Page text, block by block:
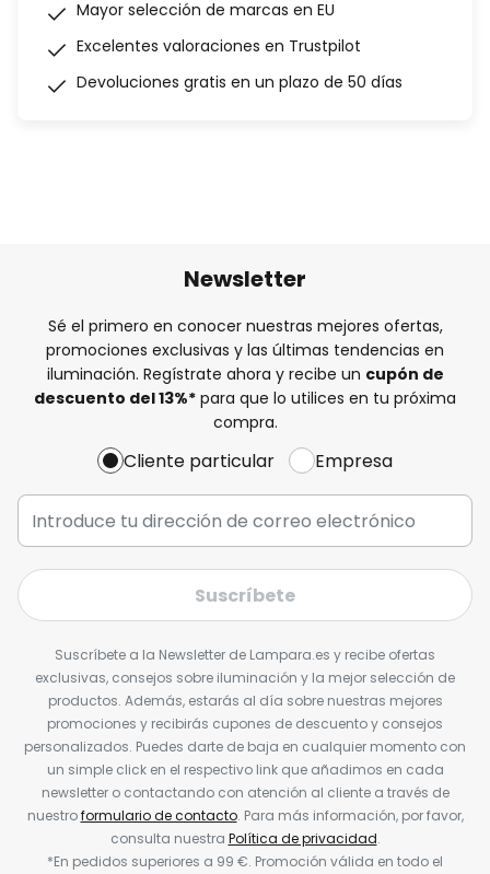
Mayor selección de marcas en EU
Excelentes valoraciones en Trustpilot
Devoluciones gratis en un plazo de 50 días
Newsletter
Sé el primero en conocer nuestras mejores ofertas,
promociones exclusivas y las últimas tendencias en
iluminación. Regístrate ahora y recibe un cupón de
descuento del13%* para que lo utilices en tu próxima
compra.
Cliente particular Empresa
Suscríbete
Suscríbete a la Newsletter de Lampara.es y recibe ofertas
exclusivas, consejos sobre iluminación y la mejor selección de
productos. Además, estarás al día sobre nuestras mejores
promociones y recibirás cupones de descuento y consejos
personalizados. Puedes darte de baja en cualquier momento con
un simple click en el respectivo link que añadimos en cada
newsletter o contactando con atención al cliente a través de
nuestroformulario de contacto. Para más información, por favor,
consulta nuestra Política de privacidad.
*En pedidos superiores a 99 €. Promoción válida en todo el